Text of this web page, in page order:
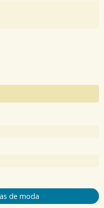
de moda